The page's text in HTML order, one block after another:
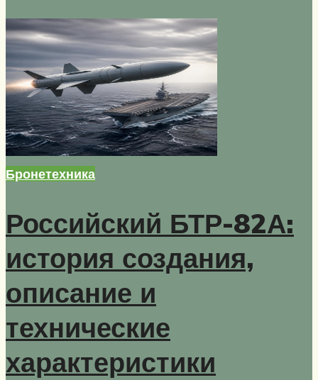
Бронетехника
Российский БТР-82А:
история создания,
описание и
технические
характеристики